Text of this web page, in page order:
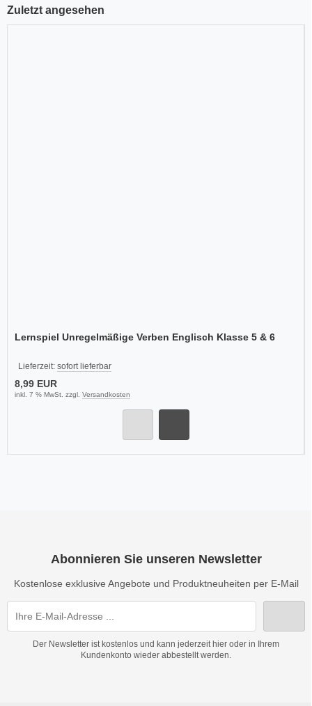
Zuletzt angesehen
Lernspiel Unregelmäßige Verben Englisch Klasse 5 & 6
Lieferzeit: sofort lieferbar
8,99 EUR
inkl. 7 % MwSt. zzgl. Versandkosten
Abonnieren Sie unseren Newsletter
Kostenlose exklusive Angebote und Produktneuheiten per E-Mail
Der Newsletter ist kostenlos und kann jederzeit hier oder in Ihrem
Kundenkonto wieder abbestellt werden.